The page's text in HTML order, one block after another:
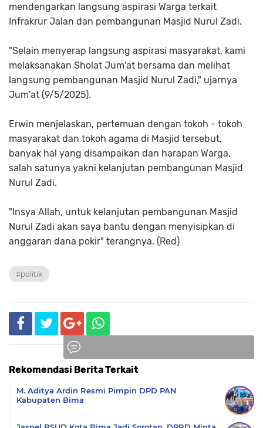
mendengarkan langsung aspirasi Warga terkait
Infrakrur Jalan dan pembangunan Masjid Nurul Zadi.
"Selain menyerap langsung aspirasi masyarakat, kami
melaksanakan Sholat Jum'at bersama dan melihat
langsung pembangunan Masjid Nurul Zadi," ujarnya
Jum'at (9/5/2025).
Erwin menjelaskan, pertemuan dengan tokoh - tokoh
masyarakat dan tokoh agama di Masjid tersebut,
banyak hal yang disampaikan dan harapan Warga,
salah satunya yakni kelanjutan pembangunan Masjid
Nurul Zadi.
"Insya Allah, untuk kelanjutan pembangunan Masjid
Nurul Zadi akan saya bantu dengan menyisipkan di
anggaran dana pokir" terangnya. (Red)
#politik
Rekomendasi Berita Terkait
M. Aditya Ardin Resmi Pimpin DPD PAN
Kabupaten Bima